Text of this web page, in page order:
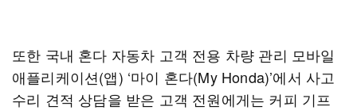
또한 국내 혼다 자동차 고객 전용 차량 관리 모바일
애플리케이션(앱) ‘마이 혼다(My Honda)’에서 사고
수리 견적 상담을 받은 고객 전원에게는 커피 기프